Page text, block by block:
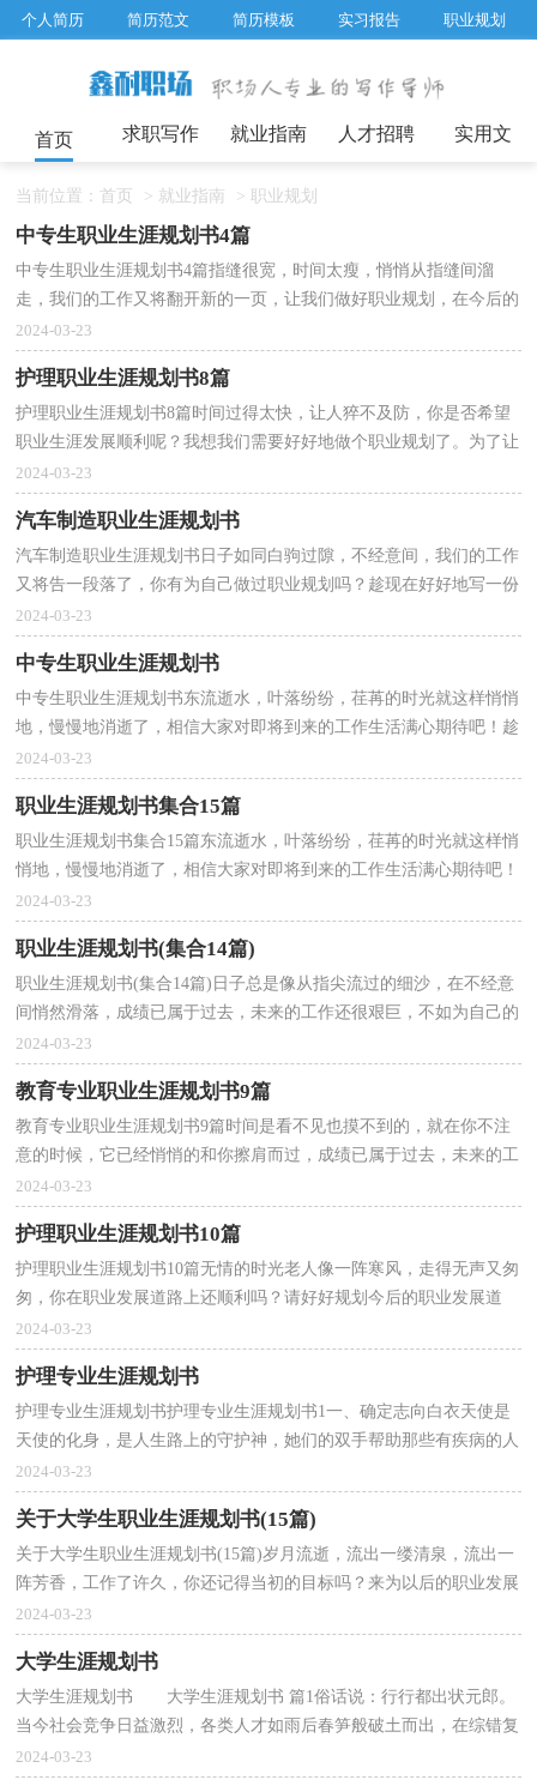
个人简历 简历范文 简历模板 实习报告 职业规划
工作总结 辞职报告
首页 求职写作 就业指南 人才招聘 实用文
当前位置： 首页 > 就业指南 >职业规划
中专生职业生涯规划书4篇
中专生职业生涯规划书4篇指缝很宽，时间太瘦，悄悄从指缝间溜
走，我们的工作又将翻开新的一页，让我们做好职业规划，在今后的
工作中奋勇争先吧。那么做职业规划需要注意什么问题呢？以...
2024-03-23
护理职业生涯规划书8篇
护理职业生涯规划书8篇时间过得太快，让人猝不及防，你是否希望
职业生涯发展顺利呢？我想我们需要好好地做个职业规划了。为了让
您在规划中更加简单方便，以下是小编帮大家整理的护...
2024-03-23
汽车制造职业生涯规划书
汽车制造职业生涯规划书日子如同白驹过隙，不经意间，我们的工作
又将告一段落了，你有为自己做过职业规划吗？趁现在好好地写一份
职业规划吧。职业规划怎么写才能切实有效地帮助到自...
2024-03-23
中专生职业生涯规划书
中专生职业生涯规划书东流逝水，叶落纷纷，荏苒的时光就这样悄悄
地，慢慢地消逝了，相信大家对即将到来的工作生活满心期待吧！趁
现在好好地写一份职业规划吧。那么如何做出一份高质量...
2024-03-23
职业生涯规划书集合15篇
职业生涯规划书集合15篇东流逝水，叶落纷纷，荏苒的时光就这样悄
悄地，慢慢地消逝了，相信大家对即将到来的工作生活满心期待吧！
不如趁现在给自己好好做个职业规划吧。为了让您不再为...
2024-03-23
职业生涯规划书(集合14篇)
职业生涯规划书(集合14篇)日子总是像从指尖流过的细沙，在不经意
间悄然滑落，成绩已属于过去，未来的工作还很艰巨，不如为自己的
职业生涯做个规划吧。到底应如何做职业规划呢？以下是...
2024-03-23
教育专业职业生涯规划书9篇
教育专业职业生涯规划书9篇时间是看不见也摸不到的，就在你不注
意的时候，它已经悄悄的和你擦肩而过，成绩已属于过去，未来的工
作还很艰巨，不如为自己的职业生涯做个规划吧。好的职...
2024-03-23
护理职业生涯规划书10篇
护理职业生涯规划书10篇无情的时光老人像一阵寒风，走得无声又匆
匆，你在职业发展道路上还顺利吗？请好好规划今后的职业发展道
路。为了让您不再为做职业规划头疼，下面是小编整理的...
2024-03-23
护理专业生涯规划书
护理专业生涯规划书护理专业生涯规划书1一、确定志向白衣天使是
天使的化身，是人生路上的守护神，她们的双手帮助那些有疾病的人
们，让他们拥有健康的快乐，她们的美好形象在我心中...
2024-03-23
关于大学生职业生涯规划书(15篇)
关于大学生职业生涯规划书(15篇)岁月流逝，流出一缕清泉，流出一
阵芳香，工作了许久，你还记得当初的目标吗？来为以后的职业发展
做一份职业规划吧。相信很多人都是毫无头绪、内心崩溃...
2024-03-23
大学生涯规划书
大学生涯规划书 大学生涯规划书 篇1俗话说：行行都出状元郎。
当今社会竞争日益激烈，各类人才如雨后春笋般破土而出，在综错复
杂的社会里生存和发展是最为简单的两个目标，但是终...
2024-03-23